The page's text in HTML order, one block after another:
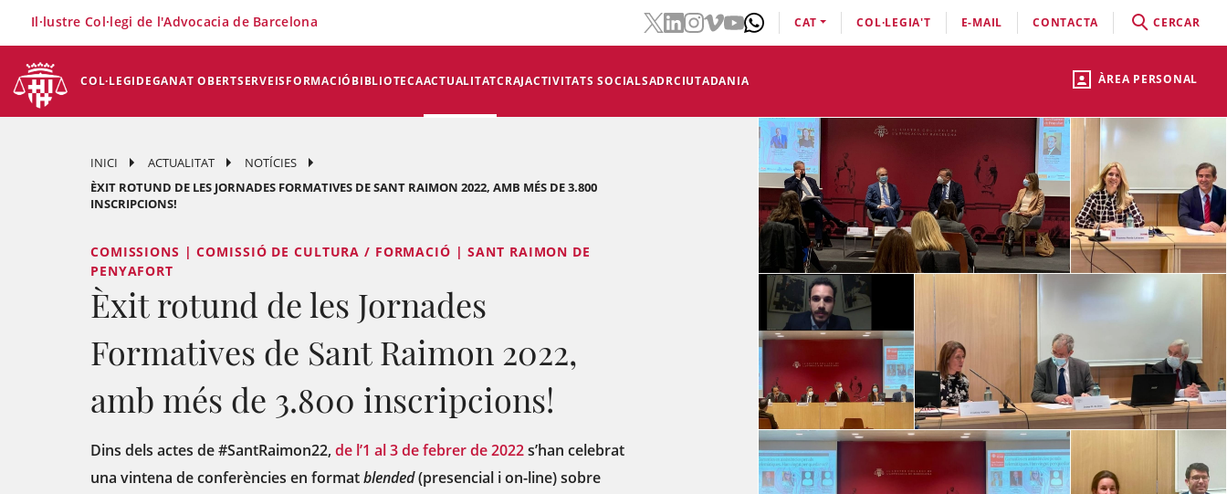
ÀREA PERSONAL
COL·LEGIDEGANAT OBERTSERVEISFORMACIÓBIBLIOTECAACTUALITATCRAJACTIVITATS SOCIALSADRCIUTADANIA
Il·lustre Col·legi de l'Advocacia de Barcelona CAT COL·LEGIA'T E-MAIL CONTACTA CERCAR
INICI ACTUALITAT
NOTÍCIES
ÈXIT ROTUND DE LES JORNADES FORMATIVES DE SANT RAIMON 2022, AMB MÉS DE 3.800
INSCRIPCIONS!
COMISSIONS | COMISSIÓ DE CULTURA / FORMACIÓ | SANT RAIMON DE
PENYAFORT
Èxit rotund de les Jornades
Formatives de Sant Raimon 2022,
amb més de 3.800 inscripcions!
Dins dels actes de #SantRaimon22, de l’1 al 3 de febrer de 2022s’han celebrat
una vintena de conferències en formatblended(presencial i on-line) sobre